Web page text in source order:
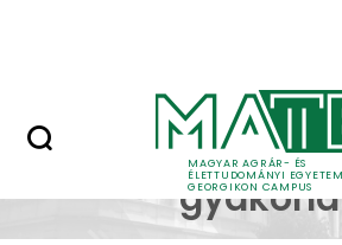
MAGYAR AGRÁR- ÉS
ÉLETTUDOMÁNYI EGYETEM
GEORGIKON CAMPUS
Szakmai